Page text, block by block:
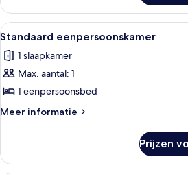
tweepersoonskamer,
slaapkamer
Alle
foto's
voor
Standaard
eenpersoonskamer
laden
Een
1
Standaard eenpersoonskamer
1 slaapkamer
Max. aantal: 1
1 eenpersoonsbed
Meer informatie
Meer
eenpersoonskamer
Prijzen